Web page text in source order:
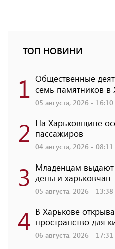
ТОП НОВИНИ
1 Общественные
семь памятников в
05 августа, 2026 - 16:10
2 На Харьковщине
пассажиров
04 августа, 2026 - 08:11
3 Младенцам выдают
деньги харьковчан
05 августа, 2026 - 13:38
4 В Харькове
пространство для
06 августа, 2026 - 17:31